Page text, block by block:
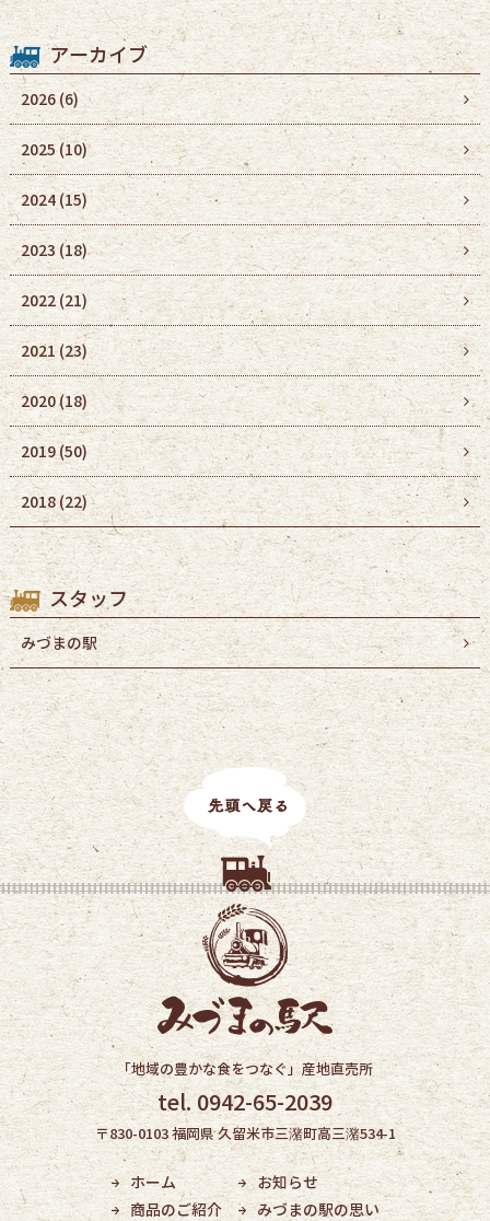
アーカイブ
2026(6)
2025(10)
2024(15)
2023(18)
2022(21)
2021(23)
2020(18)
2019(50)
2018(22)
スタッフ
みづまの駅
「地域の豊かな食をつなぐ」産地直売所
tel. 0942-65-2039
〒830-0103 福岡県 久留米市三潴町高三潴534-1
ホーム
商品のご紹介
お知らせ
みづまの駅の思い